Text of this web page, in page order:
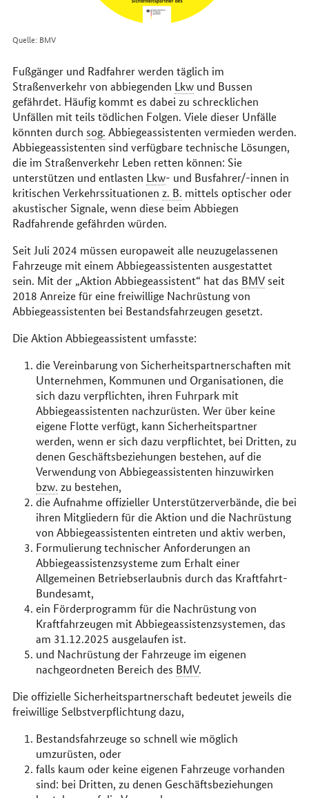
Quelle: BMV
Fußgänger und Radfahrer werden täglich im
Straßenverkehr von abbiegenden Lkwund Bussen
gefährdet. Häufig kommt es dabei zu schrecklichen
Unfällen mit teils tödlichen Folgen. Viele dieser Unfälle
könnten durch sog. Abbiegeassistenten vermieden werden.
Abbiegeassistenten sind verfügbare technische Lösungen,
die im Straßenverkehr Leben retten können: Sie
unterstützen und entlasten Lkw- und Busfahrer/-innen in
kritischen Verkehrssituationen z. B. mittels optischer oder
akustischer Signale, wenn diese beim Abbiegen
Radfahrende gefährden würden.
Seit Juli 2024 müssen europaweit alle neuzugelassenen
Fahrzeuge mit einem Abbiegeassistenten ausgestattet
sein. Mit der „Aktion Abbiegeassistent“ hat das BMVseit
2018 Anreize für eine freiwillige Nachrüstung von
Abbiegeassistenten bei Bestandsfahrzeugen gesetzt.
Die Aktion Abbiegeassistent umfasste:
die Vereinbarung von Sicherheitspartnerschaften mit
Unternehmen, Kommunen und Organisationen, die
sich dazu verpflichten, ihren Fuhrpark mit
Abbiegeassistenten nachzurüsten. Wer über keine
eigene Flotte verfügt, kann Sicherheitspartner
werden, wenn er sich dazu verpflichtet, bei Dritten, zu
denen Geschäftsbeziehungen bestehen, auf die
Verwendung von Abbiegeassistenten hinzuwirken
bzw. zu bestehen,
die Aufnahme offizieller Unterstützerverbände, die bei
ihren Mitgliedern für die Aktion und die Nachrüstung
von Abbiegeassistenten eintreten und aktiv werben,
Formulierung technischer Anforderungen an
Abbiegeassistenzsysteme zum Erhalt einer
Allgemeinen Betriebserlaubnis durch das Kraftfahrt-
Bundesamt,
ein Förderprogramm für die Nachrüstung von
Kraftfahrzeugen mit Abbiegeassistenzsystemen, das
am 31.12.2025 ausgelaufen ist.
und Nachrüstung der Fahrzeuge im eigenen
nachgeordneten Bereich des BMV.
Die offizielle Sicherheitspartnerschaft bedeutet jeweils die
freiwillige Selbstverpflichtung dazu,
Bestandsfahrzeuge so schnell wie möglich
umzurüsten, oder
falls kaum oder keine eigenen Fahrzeuge vorhanden
sind: bei Dritten, zu denen Geschäftsbeziehungen